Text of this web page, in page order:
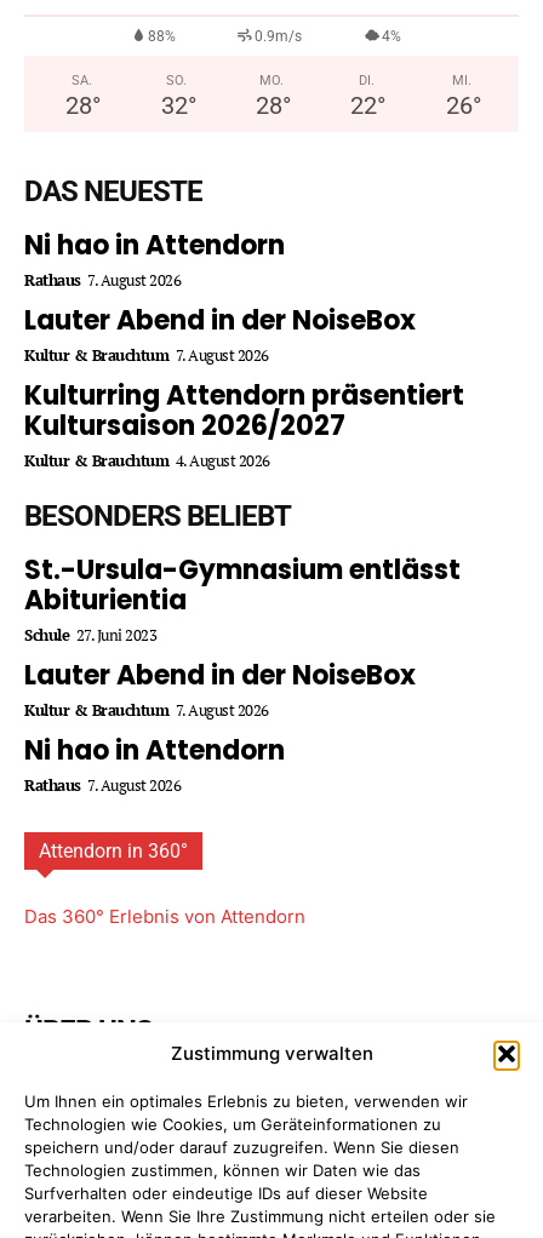
Zustimmung verwalten
Um Ihnen ein optimales Erlebnis zu bieten, verwenden wir
Technologien wie Cookies, um Geräteinformationen zu
speichern und/oder darauf zuzugreifen. Wenn Sie diesen
Technologien zustimmen, können wir Daten wie das
Surfverhalten oder eindeutige IDs auf dieser Website
verarbeiten. Wenn Sie Ihre Zustimmung nicht erteilen oder sie
88% 0.9m/s 4%
SA.
28°
SO.
32°
MO.
28°
DI.
22°
MI.
26°
DAS NEUESTE
Ni hao in Attendorn
Rathaus 7. August 2026
Lauter Abend in der NoiseBox
Kultur & Brauchtum 7. August 2026
Kulturring Attendorn präsentiert
Kultursaison 2026/2027
Kultur & Brauchtum 4. August 2026
BESONDERS BELIEBT
St.-Ursula-Gymnasium entlässt
Abiturientia
Schule 27. Juni 2023
Lauter Abend in der NoiseBox
Kultur & Brauchtum 7. August 2026
Ni hao in Attendorn
Rathaus 7. August 2026
Attendorn in 360°
Das 360° Erlebnis von Attendorn
ÜBER UNS
+ MEDIA- Attendorn, Paderborn. Wir bieten Ihnen
maßgeschneiderte Komplettpakete für Ihre
Unternehmens­kommunikation. So sparen Sie Zeit, Geld
und Nerven, da Sie nur einen einzigen Ansprechpartner
haben: uns!Mehr erfahren ...